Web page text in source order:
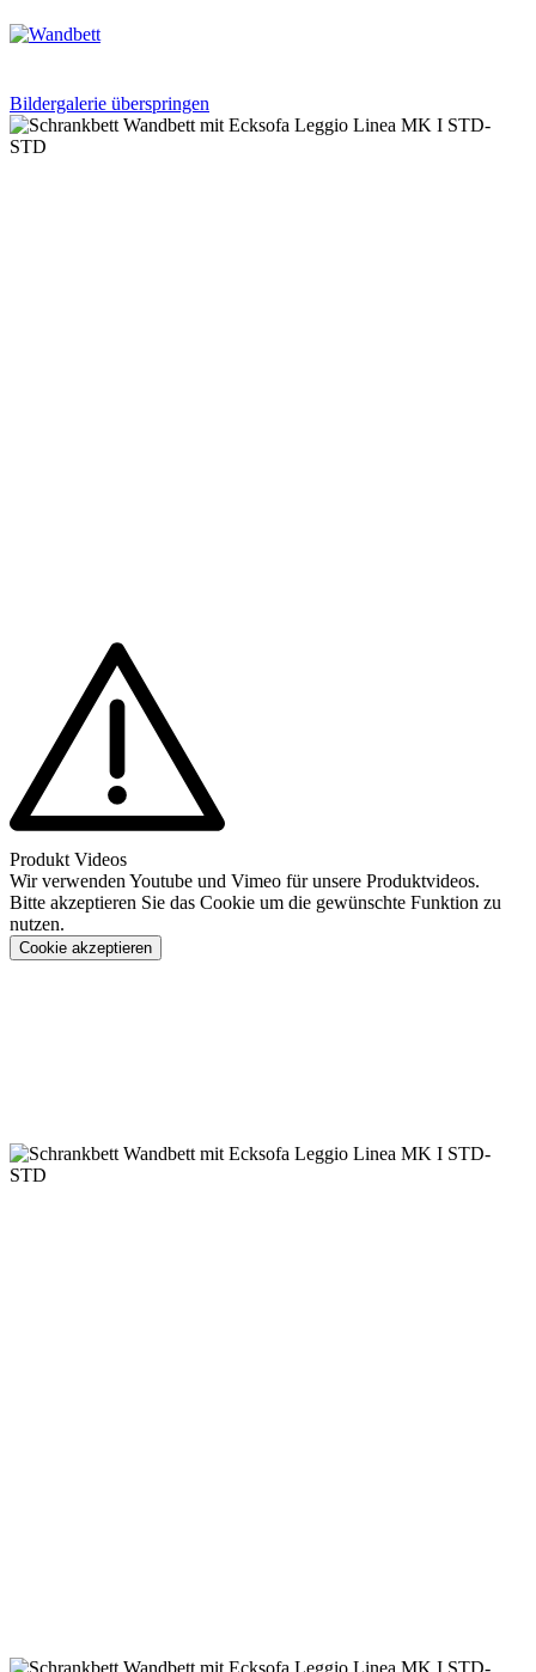
Bildergalerie überspringen
Produkt Videos
Wir verwenden Youtube und Vimeo für unsere Produktvideos.
Bitte akzeptieren Sie das Cookie um die gewünschte Funktion zu
nutzen.
Cookie akzeptieren